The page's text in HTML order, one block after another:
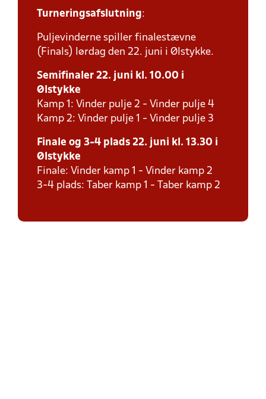
Turneringsafslutning:
Puljevinderne spiller finalestævne
(Finals) lørdag den 22. juni i Ølstykke.
Semifinaler 22. juni kl. 10.00 i
Ølstykke
Kamp 1: Vinder pulje 2 - Vinder pulje 4
Kamp 2: Vinder pulje 1 - Vinder pulje 3
Finale og 3-4 plads 22. juni kl. 13.30 i
Ølstykke
Finale: Vinder kamp 1 - Vinder kamp 2
3-4 plads: Taber kamp 1 - Taber kamp 2